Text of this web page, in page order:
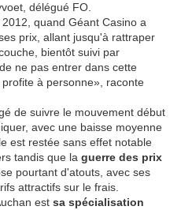
délégué FO.
quand Géant Casino a
prix, allant jusqu'à rattraper
bientôt suivi par
ne pas entrer dans cette
à personne», raconte
de suivre le mouvement début
avec une baisse moyenne
est restée sans effet notable
tandis que la guerre des prix
pourtant d'atouts, avec ses
attractifs sur le frais.
est sa spécialisation